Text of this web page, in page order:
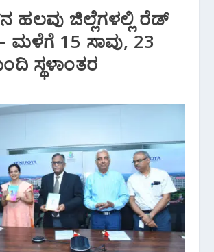
ಹಲವು ಜಿಲ್ಲೆಗಳಲ್ಲಿ ರೆಡ್
15 ಸಾವು, 23
ಸ್ಥಳಾಂತರ